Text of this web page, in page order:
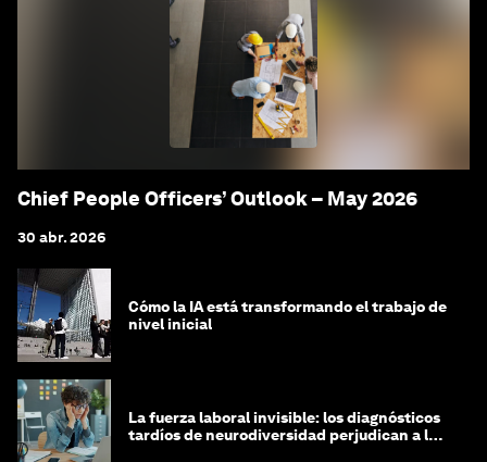
Chief People Officers’ Outlook – May 2026
30 abr. 2026
Cómo la IA está transformando el trabajo de
nivel inicial
La fuerza laboral invisible: los diagnósticos
tardíos de neurodiversidad perjudican a las